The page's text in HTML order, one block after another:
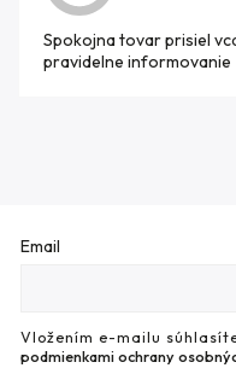
Spokojna tovar prisiel
pravidelne informovanie
Email
Vložením e-mailu
podmienkami ochrany